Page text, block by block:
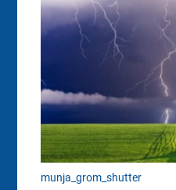
munja_grom_shutter